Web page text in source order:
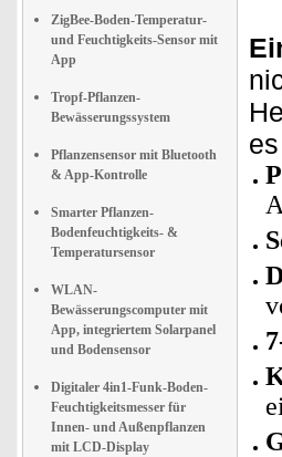
ZigBee-Boden-Temperatur-
und Feuchtigkeits-Sensor mit
App
Tropf-Pflanzen-
Bewässerungssystem
Pflanzensensor mit Bluetooth
& App-Kontrolle
Smarter Pflanzen-
Bodenfeuchtigkeits- &
Temperatursensor
WLAN-
Bewässerungscomputer mit
App, integriertem Solarpanel
und Bodensensor
Digitaler 4in1-Funk-Boden-
Feuchtigkeitsmesser für
Innen- und Außenpflanzen
mit LCD-Display